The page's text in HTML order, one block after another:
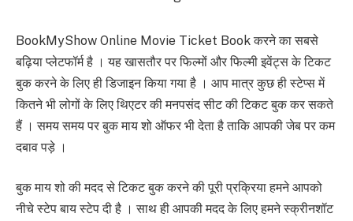
BookMyShow Online Movie Ticket Book करने का सबसे
बढ़िया प्लेटफॉर्म है । यह खासतौर पर फिल्मों और फिल्मी इवेंट्स के टिकट
बुक करने के लिए ही डिजाइन किया गया है । आप मात्र कुछ ही स्टेप्स में
कितने भी लोगों के लिए थिएटर की मनपसंद सीट की टिकट बुक कर सकते
हैं । समय समय पर बुक माय शो ऑफर भी देता है ताकि आपकी जेब पर कम
दबाव पड़े ।
बुक माय शो की मदद से टिकट बुक करने की पूरी प्रक्रिया हमने आपको
नीचे स्टेप बाय स्टेप दी है । साथ ही आपकी मदद के लिए हमने स्क्रीनशॉट